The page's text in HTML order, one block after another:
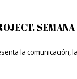
SEMANA
la comunicación,